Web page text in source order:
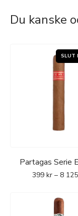
Du kanske
Partagas Serie
399 kr – 8 125